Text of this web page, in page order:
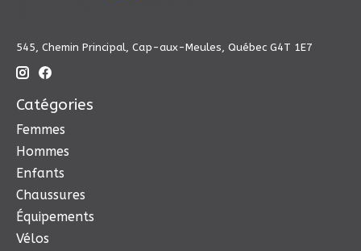
545, Chemin Principal, Cap-aux-Meules, Québec G4T 1E7
Catégories
Femmes
Hommes
Enfants
Chaussures
Équipements
Vélos